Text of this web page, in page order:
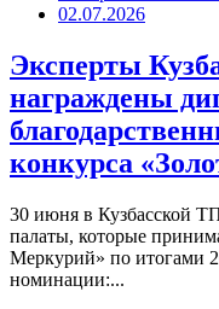
02.07.2026
Эксперты
награждены
конкурса
30 июня в Кузбасской
палаты, которые
Меркурий» по итогами
номинации:...